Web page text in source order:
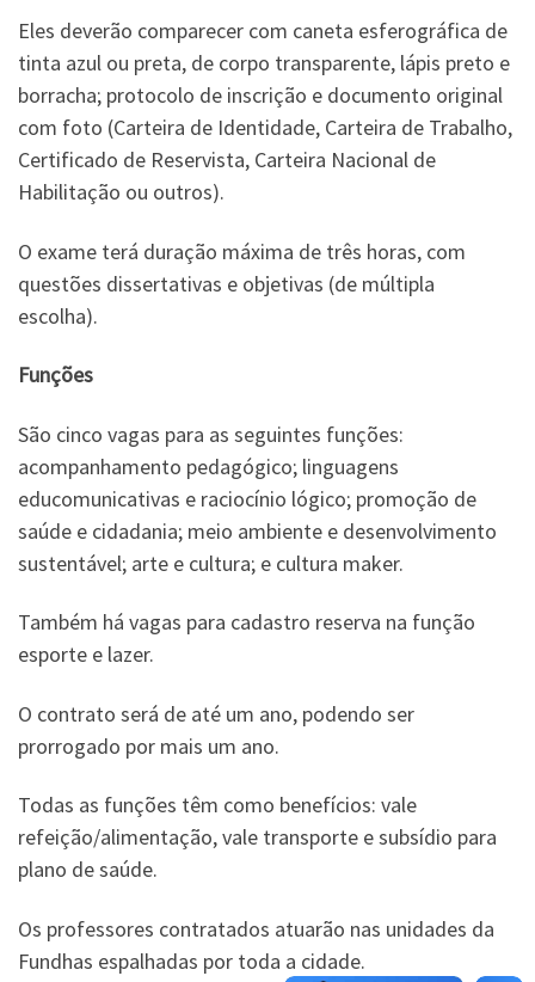
Eles deverão comparecer com caneta esferográfica de
tinta azul ou preta, de corpo transparente, lápis preto e
borracha; protocolo de inscrição e documento original
com foto (Carteira de Identidade, Carteira de Trabalho,
Certificado de Reservista, Carteira Nacional de
Habilitação ou outros).
O exame terá duração máxima de três horas, com
questões dissertativas e objetivas (de múltipla
escolha).
Funções
São cinco vagas para as seguintes funções:
acompanhamento pedagógico; linguagens
educomunicativas e raciocínio lógico; promoção de
saúde e cidadania; meio ambiente e desenvolvimento
sustentável; arte e cultura; e cultura maker.
Também há vagas para cadastro reserva na função
esporte e lazer.
O contrato será de até um ano, podendo ser
prorrogado por mais um ano.
Todas as funções têm como benefícios: vale
refeição/alimentação, vale transporte e subsídio para
plano de saúde.
Os professores contratados atuarão nas unidades da
Fundhas espalhadas por toda a cidade.